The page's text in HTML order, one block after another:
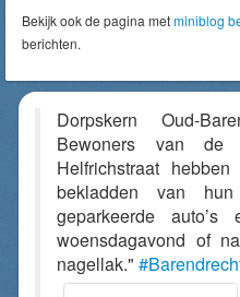
Bekijk ook de pagina metminiblog
berichten.
Dorpskern Oud-
Bewoners van
Helfrichstraat
bekladden van
geparkeerde
woensdagavond of
nagellak."